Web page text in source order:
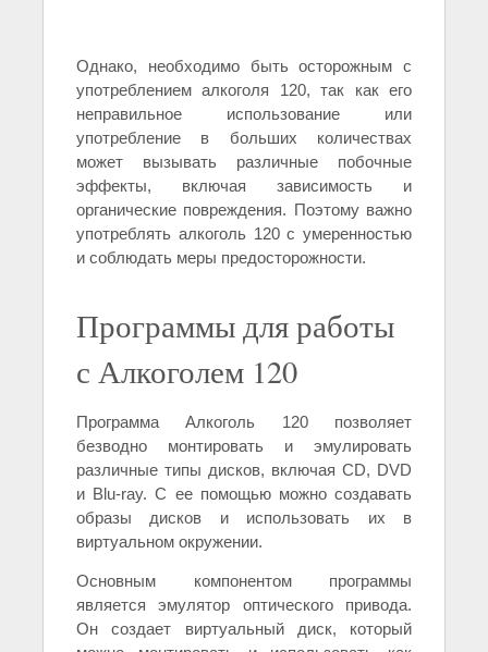
Однако, необходимо быть осторожным с
употреблением алкоголя 120, так как его
неправильное использование или
употребление в больших количествах
может вызывать различные побочные
эффекты, включая зависимость и
органические повреждения. Поэтому важно
употреблять алкоголь 120 с умеренностью
и соблюдать меры предосторожности.
Программы для работы
с Алкоголем 120
Программа Алкоголь 120 позволяет
безводно монтировать и эмулировать
различные типы дисков, включая CD, DVD
и Blu-ray. С ее помощью можно создавать
образы дисков и использовать их в
виртуальном окружении.
Основным компонентом программы
является эмулятор оптического привода.
Он создает виртуальный диск, который